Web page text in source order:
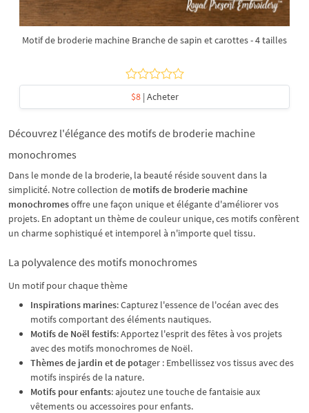
Motif de broderie machine Branche de sapin et carottes - 4 tailles
$8| Acheter
Découvrez l'élégance des motifs de broderie machine
monochromes
Dans le monde de la broderie, la beauté réside souvent dans la
simplicité. Notre collection de motifs de broderie machine
monochromesoffre une façon unique et élégante d'améliorer vos
projets. En adoptant un thème de couleur unique, ces motifs confèrent
un charme sophistiqué et intemporel à n'importe quel tissu.
La polyvalence des motifs monochromes
Un motif pour chaque thème
Inspirations marines: Capturez l'essence de l'océan avec des
motifs comportant des éléments nautiques.
Motifs de Noël festifs: Apportez l'esprit des fêtes à vos projets
avec des motifs monochromes de Noël.
Thèmes de jardin et de potager : Embellissez vos tissus avec des
motifs inspirés de la nature.
Motifs pour enfants: ajoutez une touche de fantaisie aux
vêtements ou accessoires pour enfants.